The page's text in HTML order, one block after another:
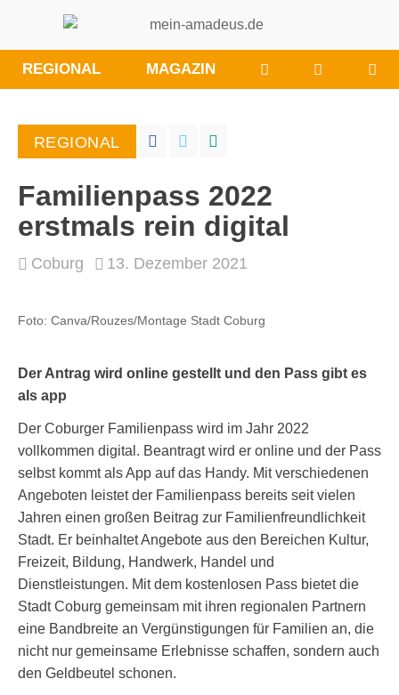
REGIONAL MAGAZIN WÜNSCHE/
SIE
REGIONAL
Familienpass 2022
erstmals rein digital
Coburg 13. Dezember 2021
Foto: Canva/Rouzes/Montage Stadt Coburg
Der Antrag wird online gestellt und den Pass gibt es
als app
Der Coburger Familienpass wird im Jahr 2022
vollkommen digital. Beantragt wird er online und der Pass
selbst kommt als App auf das Handy. Mit verschiedenen
Angeboten leistet der Familienpass bereits seit vielen
Jahren einen großen Beitrag zur Familienfreundlichkeit
Stadt. Er beinhaltet Angebote aus den Bereichen Kultur,
Freizeit, Bildung, Handwerk, Handel und
Dienstleistungen. Mit dem kostenlosen Pass bietet die
Stadt Coburg gemeinsam mit ihren regionalen Partnern
eine Bandbreite an Vergünstigungen für Familien an, die
nicht nur gemeinsame Erlebnisse schaffen, sondern auch
den Geldbeutel schonen.